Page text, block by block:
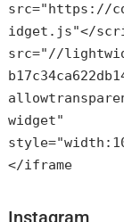
src="https://
idget.js"</
src="//
widget"
</iframe
Instagram